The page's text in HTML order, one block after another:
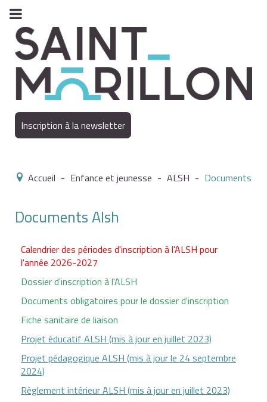
Inscription à la newsletter
Accueil - Enfance et jeunesse - ALSH - Documents
Documents Alsh
Calendrier des périodes d'inscription à l'ALSH pour
l'année 2026-2027
Dossier d'inscription à l'ALSH
Documents obligatoires pour le dossier d'inscription
Fiche sanitaire de liaison
Projet éducatif ALSH (mis à jour en juillet 2023)
Projet pédagogique ALSH (mis à jour le 24 septembre
2024)
Règlement intérieur ALSH (mis à jour en juillet 2023)